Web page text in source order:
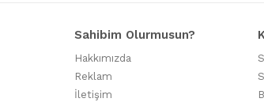
Sahibim Olurmusun?
Hakkımızda
Reklam
İletişim